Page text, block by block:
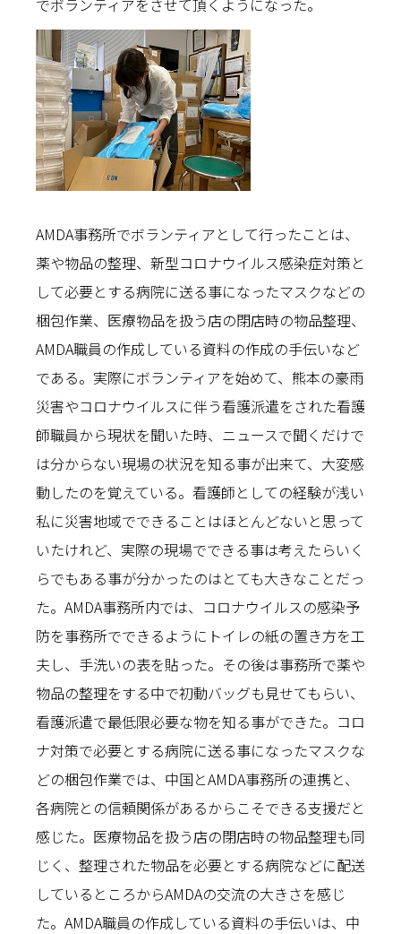
でボランティアをさせて頂くようになった。
AMDA事務所でボランティアとして行ったことは、
薬や物品の整理、新型コロナウイルス感染症対策と
して必要とする病院に送る事になったマスクなどの
梱包作業、医療物品を扱う店の閉店時の物品整理、
AMDA職員の作成している資料の作成の手伝いなど
である。実際にボランティアを始めて、熊本の豪雨
災害やコロナウイルスに伴う看護派遣をされた看護
師職員から現状を聞いた時、ニュースで聞くだけで
は分からない現場の状況を知る事が出来て、大変感
動したのを覚えている。看護師としての経験が浅い
私に災害地域でできることはほとんどないと思って
いたけれど、実際の現場でできる事は考えたらいく
らでもある事が分かったのはとても大きなことだっ
た。AMDA事務所内では、コロナウイルスの感染予
防を事務所でできるようにトイレの紙の置き方を工
夫し、手洗いの表を貼った。その後は事務所で薬や
物品の整理をする中で初動バッグも見せてもらい、
看護派遣で最低限必要な物を知る事ができた。コロ
ナ対策で必要とする病院に送る事になったマスクな
どの梱包作業では、中国とAMDA事務所の連携と、
各病院との信頼関係があるからこそできる支援だと
感じた。医療物品を扱う店の閉店時の物品整理も同
じく、整理された物品を必要とする病院などに配送
しているところからAMDAの交流の大きさを感じ
た。AMDA職員の作成している資料の手伝いは、中